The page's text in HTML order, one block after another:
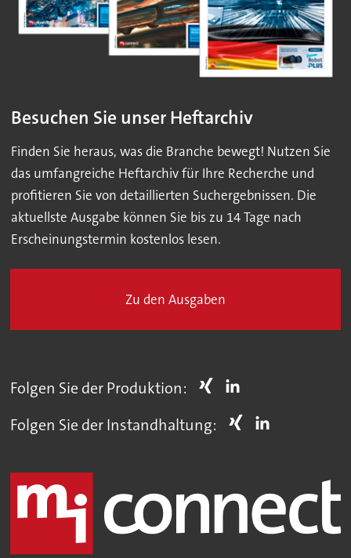
Besuchen Sie unser Heftarchiv
Finden Sie heraus, was die Branche bewegt! Nutzen Sie
das umfangreiche Heftarchiv für Ihre Recherche und
profitieren Sie von detaillierten Suchergebnissen. Die
aktuellste Ausgabe können Sie bis zu 14 Tage nach
Erscheinungstermin kostenlos lesen.
Zu den Ausgaben
Folgen Sie der Produktion:
Folgen Sie der Instandhaltung: